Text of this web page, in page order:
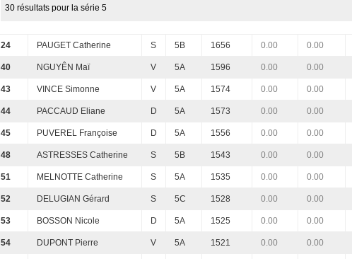
30 résultats pour la série 5
24 PAUGET Catherine S 5B 1656 0.00 0.00
40 NGUYÊN Maï V 5A 1596 0.00 0.00
43 VINCE Simonne V 5A 1574 0.00 0.00
44 PACCAUD Eliane D 5A 1573 0.00 0.00
45 PUVEREL Françoise D 5A 1556 0.00 0.00
48 ASTRESSES Catherine S 5B 1543 0.00 0.00
51 MELNOTTE Catherine S 5A 1535 0.00 0.00
52 DELUGIAN Gérard S 5C 1528 0.00 0.00
53 BOSSON Nicole D 5A 1525 0.00 0.00
54 DUPONT Pierre V 5A 1521 0.00 0.00